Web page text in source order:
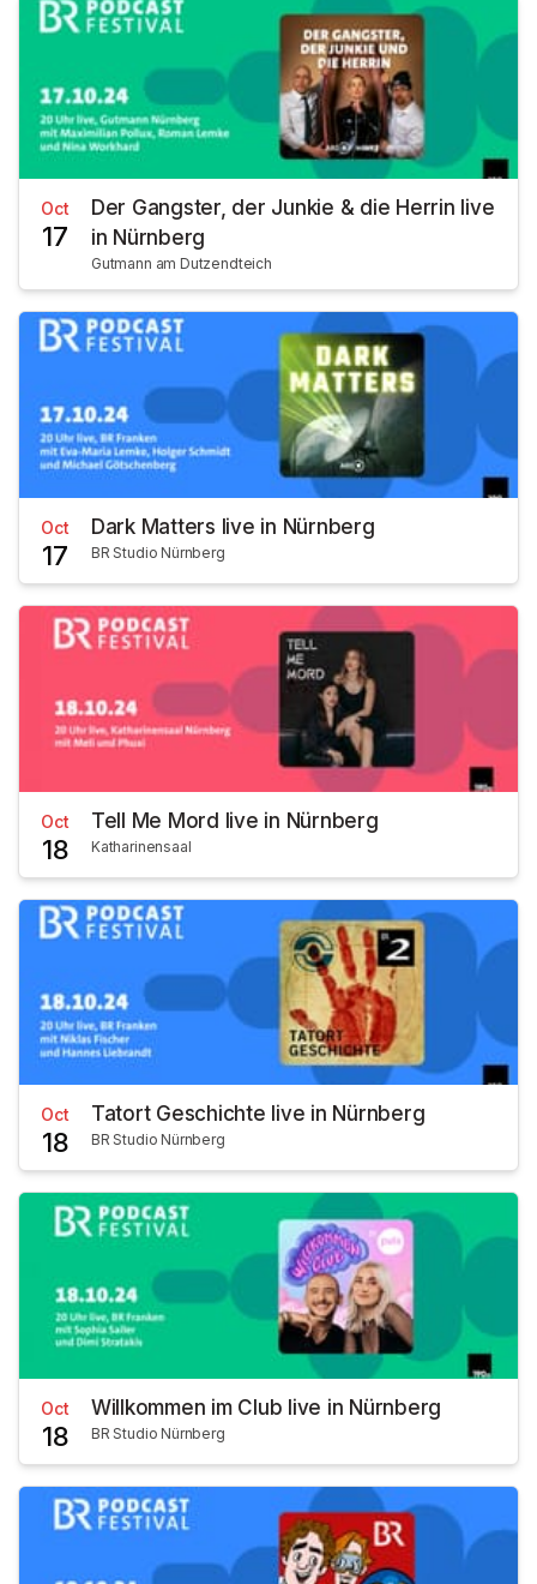
Oct
17
Der Gangster, der Junkie & die Herrin live
in Nürnberg
Gutmann am Dutzendteich
Oct
17
Dark Matters live in Nürnberg
BR Studio Nürnberg
Oct
18
Tell Me Mord live in Nürnberg
Katharinensaal
Oct
18
Tatort Geschichte live in Nürnberg
BR Studio Nürnberg
Oct
18
Willkommen im Club live in Nürnberg
BR Studio Nürnberg